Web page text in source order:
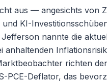
aus — angesichts von
KI-
nannte die
anhaltenden
richten
PCE-Deflator, das